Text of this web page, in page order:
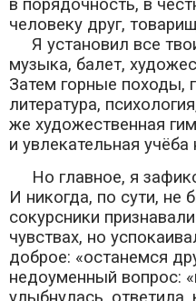
в порядочность, в
человеку друг,
Я установил все
музыка, балет,
Затем горные походы,
литература,
же художественная
и увлекательная
Но главное, я
И никогда, по сути, не
сокурсники
чувствах, но
доброе: «останемся
недоуменный вопрос: